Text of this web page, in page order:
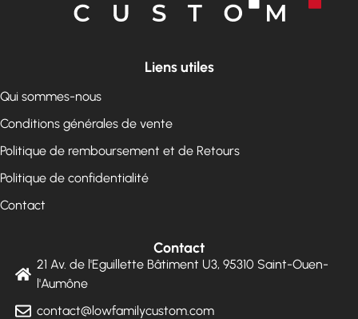
Liens utiles
Qui sommes-nous
Conditions générales de vente
Politique de remboursement et de Retours
Politique de confidentialité
Contact
Contact
21 Av. de l'Eguillette Bâtiment U3, 95310 Saint-Ouen-
l'Aumône
contact@lowfamilycustom.com